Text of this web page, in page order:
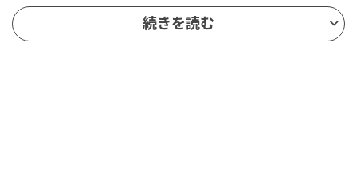
続きを読む